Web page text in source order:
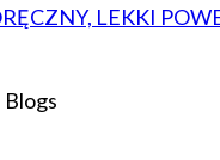
LEKKI